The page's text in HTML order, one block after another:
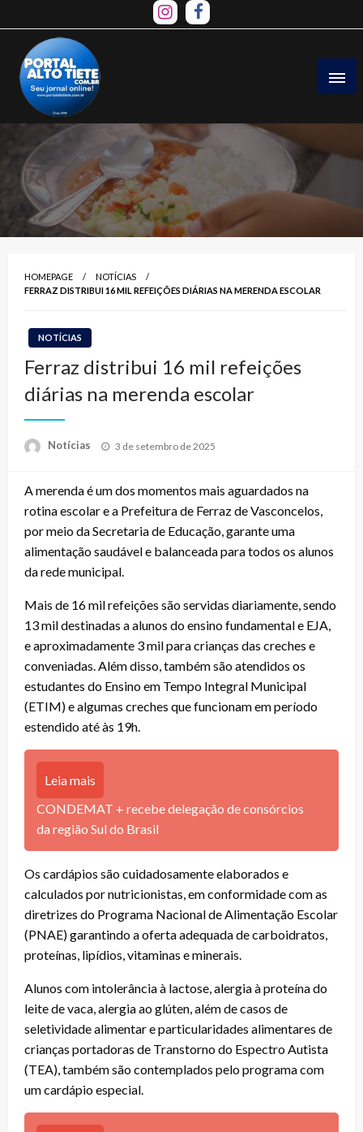
to
content
HOMEPAGE
NOTÍCIAS
FERRAZ DISTRIBUI 16 MIL REFEIÇÕES DIÁRIAS NA MERENDA ESCOLAR
NOTÍCIAS
Ferraz distribui 16 mil refeições
diárias na merenda escolar
Notícias
Posted
3 de setembro de 2025
A merenda é um dos momentos mais aguardados na
rotina escolar e a Prefeitura de Ferraz de Vasconcelos,
por meio da Secretaria de Educação, garante uma
alimentação saudável e balanceada para todos os alunos
da rede municipal.
Mais de 16 mil refeições são servidas diariamente, sendo
13 mil destinadas a alunos do ensino fundamental e EJA,
e aproximadamente 3 mil para crianças das creches e
conveniadas. Além disso, também são atendidos os
estudantes do Ensino em Tempo Integral Municipal
(ETIM) e algumas creches que funcionam em período
estendido até às 19h.
Leia mais
CONDEMAT + recebe delegação de consórcios
da região Sul do Brasil
Os cardápios são cuidadosamente elaborados e
calculados por nutricionistas, em conformidade com as
diretrizes do Programa Nacional de Alimentação Escolar
(PNAE) garantindo a oferta adequada de carboidratos,
proteínas, lipídios, vitaminas e minerais.
Alunos com intolerância à lactose, alergia à proteína do
leite de vaca, alergia ao glúten, além de casos de
seletividade alimentar e particularidades alimentares de
crianças portadoras de Transtorno do Espectro Autista
(TEA), também são contemplados pelo programa com
um cardápio especial.